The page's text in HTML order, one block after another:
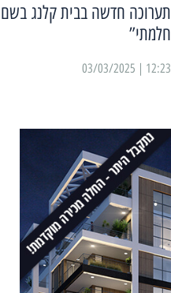
תערוכה חדשה בבית קלנג
חלמתי”
12:23 | 03/03/2025